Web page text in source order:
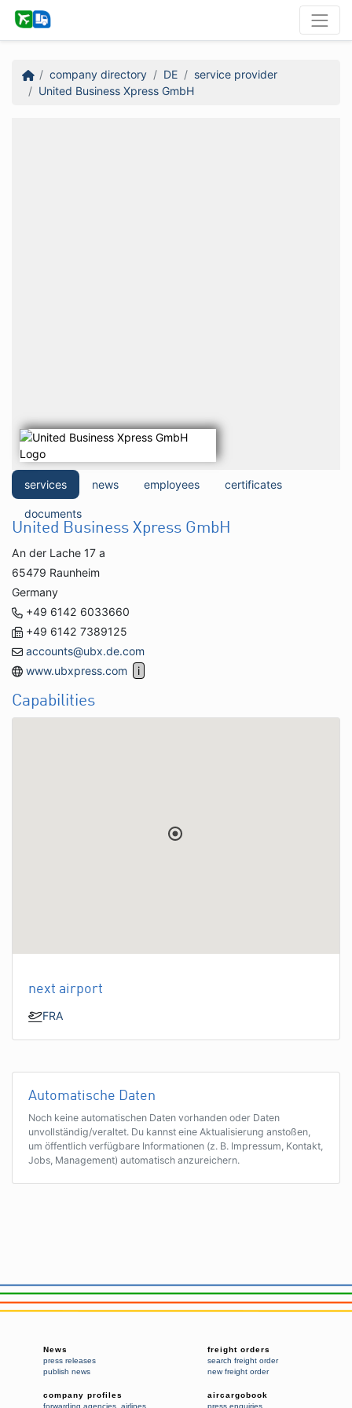
company directory DE
service provider
United Business Xpress GmbH
services news employees certificates
documents
United Business Xpress GmbH
An der Lache 17 a
65479 Raunheim
Germany
+49 6142 6033660
+49 6142 7389125
accounts@ubx.de.com
www.ubxpress.com
Capabilities
next airport
FRA
Automatische Daten
Noch keine automatischen Daten vorhanden oder Daten
unvollständig/veraltet. Du kannst eine Aktualisierung anstoßen,
um öffentlich verfügbare Informationen (z. B. Impressum, Kontakt,
Jobs, Management) automatisch anzureichern.
News
press releases
publish news
freight orders
search freight order
new freight order
company profiles
forwarding agencies airlines
aircargobook
press enquiries